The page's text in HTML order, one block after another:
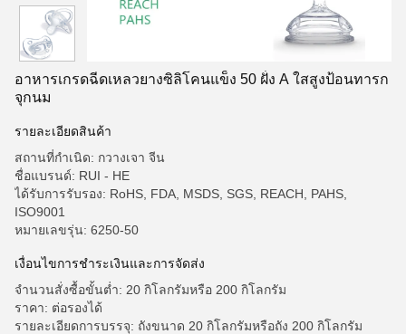
อาหารเกรดฉีดเหลวยางซิลิโคนแข็ง 50 ฝั่ง A ใสสูงป้อนทารก
จุกนม
รายละเอียดสินค้า
สถานที่กำเนิด: กวางเจา จีน
ชื่อแบรนด์: RUI - HE
ได้รับการรับรอง: RoHS, FDA, MSDS, SGS, REACH, PAHS,
ISO9001
หมายเลขรุ่น: 6250-50
เงื่อนไขการชำระเงินและการจัดส่ง
จำนวนสั่งซื้อขั้นต่ำ: 20 กิโลกรัมหรือ 200 กิโลกรัม
ราคา: ต่อรองได้
รายละเอียดการบรรจุ: ถังขนาด 20 กิโลกรัมหรือถัง 200 กิโลกรัม